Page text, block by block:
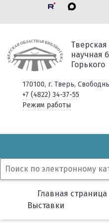
научная
Горького
170100, г. Тверь,
+7 (4822) 34-37-55
Режим работы
Главная страница
Выставки